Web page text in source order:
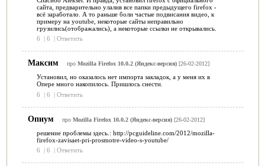
сайта, предварительно улалив все папки предыдущего firefox -
всё заработало. А то раньше боли частые подвисания видео, к
примеру на youtube, некоторые сайты неправильно
грузились(отображались), а некоторые ссылки не открывались.
6
| 6 | Ответить
Максим про Mozilla Firefox 10.0.2 (Яндекс-версия)[26-02-2012]
Установил, но оказалось нет импорта закладок, а у меня их в
Опере много накопилось. Пришлось снести.
6
| 6 | Ответить
Опиум про Mozilla Firefox 10.0.2 (Яндекс-версия)[26-02-2012]
решение проблемы здесь.: http://pcguideline.com/2012/mozilla-
firefox-zavisaet-pri-prosmotre-video-s-youtube/
6
| 6 | Ответить